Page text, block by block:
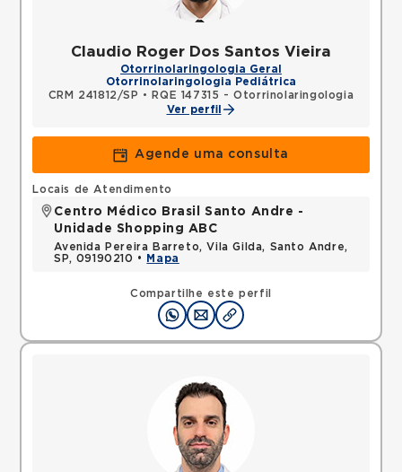
Claudio Roger Dos Santos Vieira
Otorrinolaringologia Geral
Otorrinolaringologia Pediátrica
CRM 241812/SP •
RQE 147315 - Otorrinolaringologia
Ver perfil
Agende uma consulta
Compartilhe este perfil
Locais de Atendimento
Centro Médico Brasil Santo Andre -
Unidade Shopping ABC
Avenida Pereira Barreto, Vila Gilda, Santo Andre,
SP, 09190210 •
Mapa